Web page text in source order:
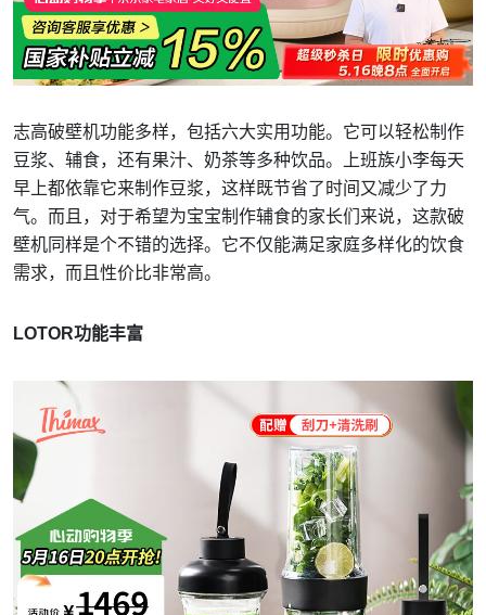
志高破壁机功能多样，包括六大实用功能。它可以轻松制作
豆浆、辅食，还有果汁、奶茶等多种饮品。上班族小李每天
早上都依靠它来制作豆浆，这样既节省了时间又减少了力
气。而且，对于希望为宝宝制作辅食的家长们来说，这款破
壁机同样是个不错的选择。它不仅能满足家庭多样化的饮食
需求，而且性价比非常高。
LOTOR功能丰富